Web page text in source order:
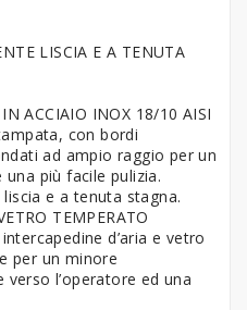
LISCIA E A TENUTA
ACCIAIO INOX 18/10 AISI
con bordi
ad ampio raggio per un
più facile pulizia.
e a tenuta stagna.
TEMPERATO
d’aria e vetro
per un minore
l’operatore ed una